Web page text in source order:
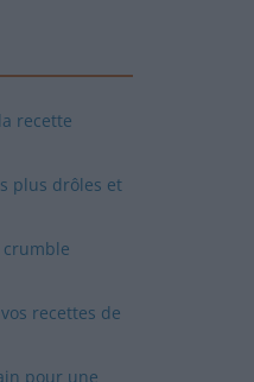
recette
plus drôles et
recettes de
pour une